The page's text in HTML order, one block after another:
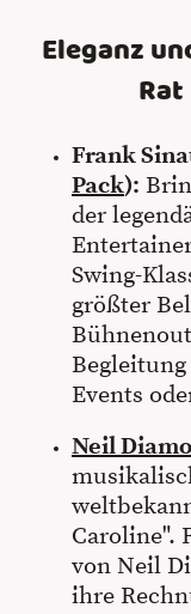
Eleganz
Rat
Frank
Pack):
der
Swing-
größter
Events
Neil
Caroline".
von Neil
ihre